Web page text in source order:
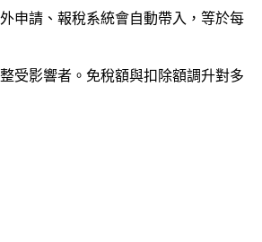
申請、報稅系統會自動帶入，等於每
受影響者。免稅額與扣除額調升對多